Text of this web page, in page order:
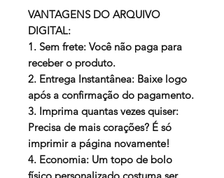
VANTAGENS DO ARQUIVO
DIGITAL:
1. Sem frete: Você não paga para
receber o produto.
2. Entrega Instantânea: Baixe logo
após a confirmação do pagamento.
3. Imprima quantas vezes quiser:
Precisa de mais corações? É só
imprimir a página novamente!
4. Economia: Um topo de bolo